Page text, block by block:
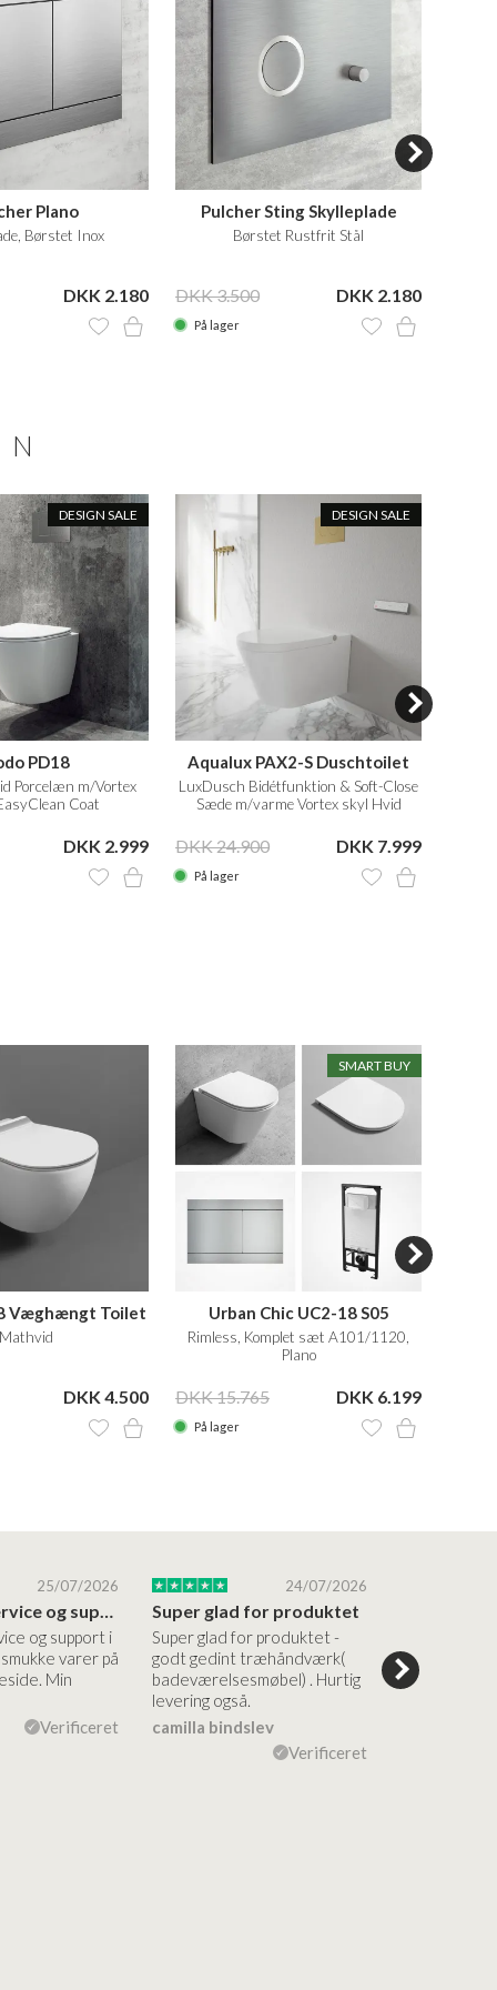
Plano
Børstet Inox
DKK 2.180
Pulcher Sting Skylleplade
Børstet Rustfrit Stål
DKK 3.500 DKK 2.180
På lager
DESIGN SALE
PD18
Porcelæn m/Vortex
Coat
DKK 2.999
DESIGN SALE
Aqualux PAX2-S Duschtoilet
LuxDusch Bidétfunktion & Soft-Close
Sæde m/varme Vortex skyl Hvid
DKK 24.900 DKK 7.999
På lager
Væghængt Toilet
DKK 4.500
SMART BUY
Urban Chic UC2-18 S05
Rimless, Komplet sæt A101/1120,
Plano
DKK 15.765 DKK 6.199
På lager
25/07/2026
og support i
varer på
Min
Verificeret
24/07/2026
Super glad for produktet
Super glad for produktet -
godt gedint træhåndværk(
badeværelsesmøbel) . Hurtig
levering også.
camilla bindslev
Verificeret
forståelig
nem